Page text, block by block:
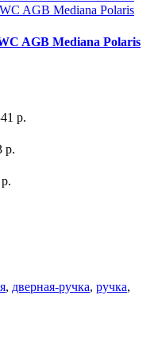
AGB Mediana Polaris
р.
р.
, дверная-ручка, ручка,